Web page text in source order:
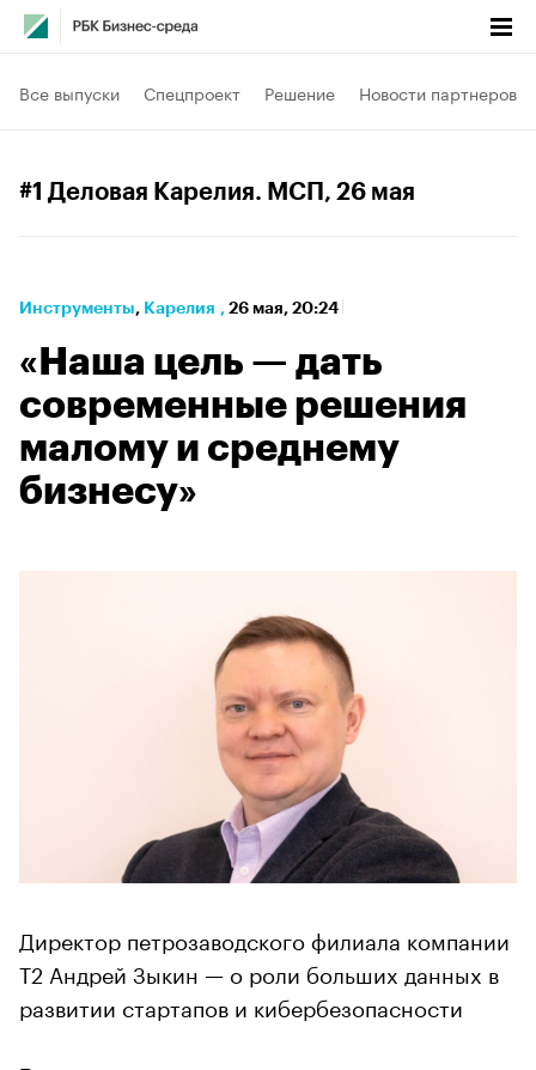
Все выпуски Спецпроект Решение Новости партнеров
#1 Деловая Карелия. МСП , 26 мая
Инструменты⁠, Карелия , 26 мая, 20:24
«Наша цель — дать
современные решения
малому и среднему
бизнесу»
Директор петрозаводского филиала компании
T2 Андрей Зыкин — о роли больших данных в
развитии стартапов и кибербезопасности